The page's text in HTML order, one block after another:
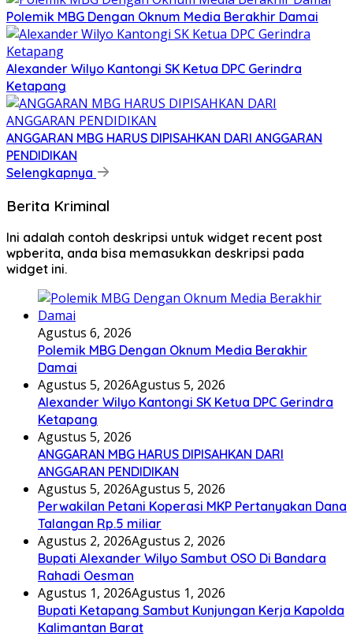
Polemik MBG Dengan Oknum Media Berakhir Damai
Alexander Wilyo Kantongi SK Ketua DPC Gerindra
Ketapang
ANGGARAN MBG HARUS DIPISAHKAN DARI ANGGARAN
PENDIDIKAN
Selengkapnya
Berita Kriminal
Ini adalah contoh deskripsi untuk widget recent post
wpberita, anda bisa memasukkan deskripsi pada
widget ini.
Agustus 6, 2026
Polemik MBG Dengan Oknum Media Berakhir
Damai
Agustus 5, 2026Agustus 5, 2026
Alexander Wilyo Kantongi SK Ketua DPC Gerindra
Ketapang
Agustus 5, 2026
ANGGARAN MBG HARUS DIPISAHKAN DARI
ANGGARAN PENDIDIKAN
Agustus 5, 2026Agustus 5, 2026
Perwakilan Petani Koperasi MKP Pertanyakan Dana
Talangan Rp.5 miliar
Agustus 2, 2026Agustus 2, 2026
Bupati Alexander Wilyo Sambut OSO Di Bandara
Rahadi Oesman
Agustus 1, 2026Agustus 1, 2026
Bupati Ketapang Sambut Kunjungan Kerja Kapolda
Kalimantan Barat